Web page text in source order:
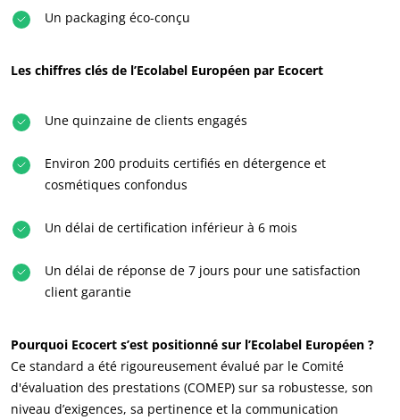
Agir via nos prestations
S’investir pour notre environnement
Un packaging éco-conçu
Les chiffres clés de l’Ecolabel Européen par Ecocert
Une quinzaine de clients engagés
Environ 200 produits certifiés en détergence et
cosmétiques confondus
Un délai de certification inférieur à 6 mois
Un délai de réponse de 7 jours pour une satisfaction
client garantie
Pourquoi Ecocert s’est positionné sur l’Ecolabel Européen ?
Ce standard a été rigoureusement évalué par le Comité
d'évaluation des prestations (COMEP) sur sa robustesse, son
niveau d’exigences, sa pertinence et la communication